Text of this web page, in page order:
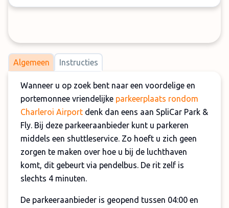
Algemeen Instructies
Wanneer u op zoek bent naar een voordelige en
portemonnee vriendelijke parkeerplaats rondom
Charleroi Airport denk dan eens aan SpliCar Park &
Fly. Bij deze parkeeraanbieder kunt u parkeren
middels een shuttleservice. Zo hoeft u zich geen
zorgen te maken over hoe u bij de luchthaven
komt, dit gebeurt via pendelbus. De rit zelf is
slechts 4 minuten.
De parkeeraanbieder is geopend tussen 04:00 en